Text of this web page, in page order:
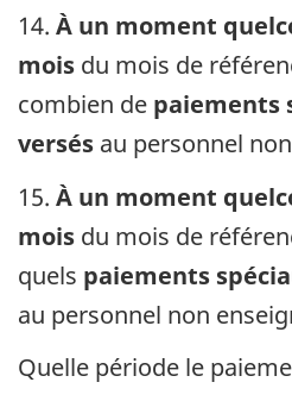
14. À un moment
mois du mois de
combien de paiements
versés au personnel
15. À un moment
mois du mois de
quels paiements
au personnel non
Quelle période le